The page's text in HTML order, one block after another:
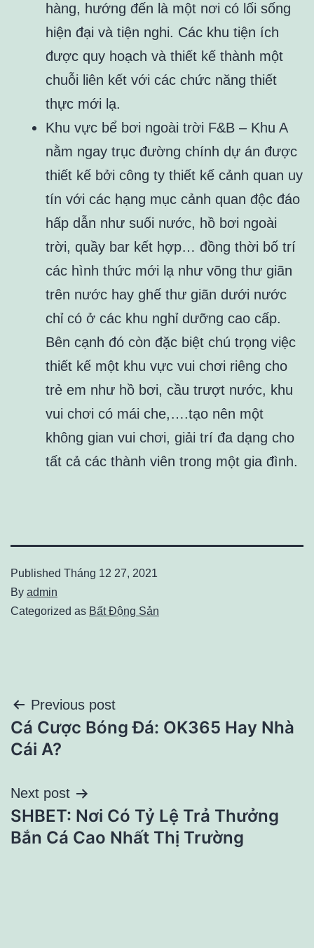
hàng, hướng đến là một nơi có lối sống
hiện đại và tiện nghi. Các khu tiện ích
được quy hoạch và thiết kế thành một
chuỗi liên kết với các chức năng thiết
thực mới lạ.
Khu vực bể bơi ngoài trời F&B – Khu A
nằm ngay trục đường chính dự án được
thiết kế bởi công ty thiết kế cảnh quan uy
tín với các hạng mục cảnh quan độc đáo
hấp dẫn như suối nước, hồ bơi ngoài
trời, quầy bar kết hợp… đồng thời bố trí
các hình thức mới lạ như võng thư giãn
trên nước hay ghế thư giãn dưới nước
chỉ có ở các khu nghỉ dưỡng cao cấp.
Bên cạnh đó còn đặc biệt chú trọng việc
thiết kế một khu vực vui chơi riêng cho
trẻ em như hồ bơi, cầu trượt nước, khu
vui chơi có mái che,….tạo nên một
không gian vui chơi, giải trí đa dạng cho
tất cả các thành viên trong một gia đình.
Published Tháng 12 27, 2021
By admin
Categorized as Bất Động Sản
Điều
hướng
viết
Previous post
Cá Cược Bóng Đá: OK365 Hay Nhà
Cái A?
Next post
SHBET: Nơi Có Tỷ Lệ Trả Thưởng
Bắn Cá Cao Nhất Thị Trường